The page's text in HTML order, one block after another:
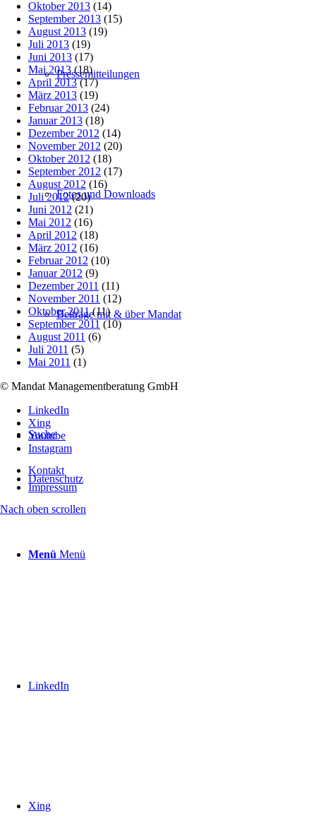
Pressemitteilungen
Fotos und Downloads
Beiträge mit & über Mandat
Suche
Menü Menü
LinkedIn
Xing
Oktober 2013 (14)
September 2013 (15)
August 2013 (19)
Juli 2013 (19)
Juni 2013 (17)
Mai 2013(18)
April 2013(17)
März 2013 (19)
Februar 2013 (24)
Januar 2013 (18)
Dezember 2012 (14)
November 2012 (20)
Oktober 2012 (18)
September 2012 (17)
August 2012 (16)
Juli 2012(20)
Juni 2012 (21)
Mai 2012 (16)
April 2012 (18)
März 2012 (16)
Februar 2012 (10)
Januar 2012 (9)
Dezember 2011 (11)
November 2011 (12)
Oktober 2011(11)
September 2011 (10)
August 2011 (6)
Juli 2011 (5)
Mai 2011 (1)
© Mandat Managementberatung GmbH
LinkedIn
Xing
Youtube
Instagram
Kontakt
Datenschutz
Impressum
Nach oben scrollen